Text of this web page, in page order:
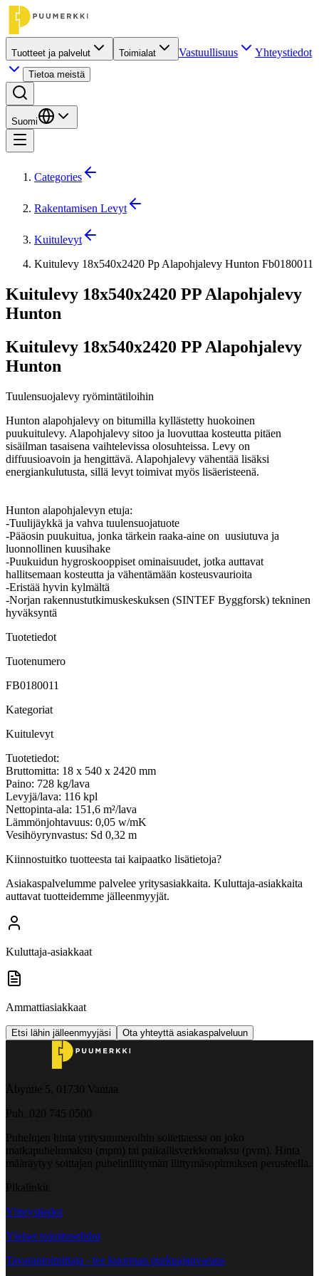
Tuotteet ja palvelut Toimialat Vastuullisuus Yhteystiedot
Tietoa meistä
Suomi
Categories
Rakentamisen Levyt
Kuitulevyt
Kuitulevy 18x540x2420 Pp Alapohjalevy Hunton Fb0180011
Kuitulevy 18x540x2420 PP Alapohjalevy
Hunton
Kuitulevy 18x540x2420 PP Alapohjalevy
Hunton
Tuulensuojalevy ryömintätiloihin
Hunton alapohjalevy on bitumilla kyllästetty huokoinen
puukuitulevy. Alapohjalevy sitoo ja luovuttaa kosteutta pitäen
sisäilman tasaisena vaihtelevissa olosuhteissa. Levy on
diffuusioavoin ja hengittävä. Alapohjalevy vähentää lisäksi
energiankulutusta, sillä levyt toimivat myös lisäeristeenä.
Hunton alapohjalevyn etuja:
-Tuulijäykkä ja vahva tuulensuojatuote
-Pääosin puukuitua, jonka tärkein raaka-aine on uusiutuva ja
luonnollinen kuusihake
-Puukuidun hygroskooppiset ominaisuudet, jotka auttavat
hallitsemaan kosteutta ja vähentämään kosteusvaurioita
-Eristää hyvin kylmältä
-Norjan rakennustutkimuskeskuksen (SINTEF Byggforsk) tekninen
hyväksyntä
Tuotetiedot
Tuotenumero
FB0180011
Kategoriat
Kuitulevyt
Tuotetiedot:
Bruttomitta: 18 x 540 x 2420 mm
Paino: 728 kg/lava
Levyjä/lava: 116 kpl
Nettopinta-ala: 151,6 m²/lava
Lämmönjohtavuus: 0,05 w/mK
Vesihöyrynvastus: Sd 0,32 m
Kiinnostuitko tuotteesta tai kaipaatko lisätietoja?
Asiakaspalvelumme palvelee yritysasiakkaita. Kuluttaja-asiakkaita
auttavat tuotteidemme jälleenmyyjät.
Kuluttaja-asiakkaat
Ammattiasiakkaat
Etsi lähin jälleenmyyjäsi Ota yhteyttä asiakaspalveluun
Åbyntie 5, 01730 Vantaa
Puh. 020 745 0500
Puhelujen hinta yritysnumeroihin soitettaessa on joko
matkapuhelumaksu (mpm) tai paikallisverkkomaksu (pvm). Hinta
määräytyy soittajan puhelinliittymän liittymäsopimuksen perusteella.
Pikalinkit
Yhteystiedot
Yleiset toimitusehdot
Tavarantoimittaja - tee kuorman purkuajanvaraus